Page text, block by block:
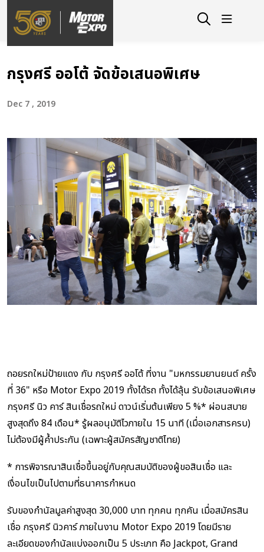
กรุงศรี ออโต้ จัดข้อเสนอพิเศษ
Dec 7 , 2019
ถอยรถใหม่ป้ายแดง กับ กรุงศรี ออโต้ ที่งาน "มหกรรมยานยนต์ ครั้ง
ที่ 36" หรือ Motor Expo 2019 ทั้งได้รถ ทั้งได้ลุ้น รับข้อเสนอพิเศษ
กรุงศรี นิว คาร์ สินเชื่อรถใหม่ ดาวน์เริ่มต้นเพียง 5 %* ผ่อนสบาย
สูงสุดถึง 84 เดือน* รู้ผลอนุมัติไวภายใน 15 นาที (เมื่อเอกสารครบ)
ไม่ต้องมีผู้ค้ำประกัน (เฉพาะผู้สมัครสัญชาติไทย)
* การพิจารณาสินเชื่อขึ้นอยู่กับคุณสมบัติของผู้ขอสินเชื่อ และ
เงื่อนไขเป็นไปตามที่ธนาคารกำหนด
รับของกำนัลมูลค่าสูงสุด 30,000 บาท ทุกคน ทุกคัน เมื่อสมัครสิน
เชื่อ กรุงศรี นิวคาร์ ภายในงาน Motor Expo 2019 โดยมีราย
ละเอียดของกำนัลแบ่งออกเป็น 5 ประเภท คือ Jackpot, Grand